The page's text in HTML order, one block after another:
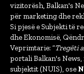
vizitorësh, Balkan's
për marketing dhe
Si pjesë e Subjekti të
dhe Ekonomisë,
Veprimtarie: “Tregëti
portali Balkan's
subjektit (NUIS), ose